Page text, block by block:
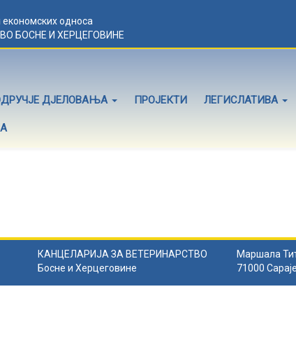
односа
БОСНЕ И ХЕРЦЕГОВИНЕ
ДЈЕЛОВАЊА ПРОЈЕКТИ ЛЕГИСЛАТИВА
КАНЦЕЛАРИЈА ЗА ВЕТЕРИНАРСТВО
Босне и Херцеговине
Маршала
71000